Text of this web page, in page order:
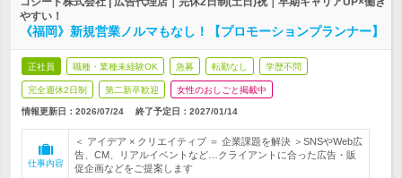
やすい！
《福岡》新規営業ノルマもなし！【プロモーションプランナー】
正社員 職種・業種未経験OK 急募 転勤なし 学歴不問
完全週休2日制 第二新卒歓迎 女性のおしごと掲載中
情報更新日：2026/07/24 終了予定日： 2027/01/14
仕事内容
＜ アイデア × クリエイティブ ＝ 企業課題を解決 ＞SNSやWeb広
告、CM、リアルイベントなど…クライアントに合った広告・販
促企画などをご提案します